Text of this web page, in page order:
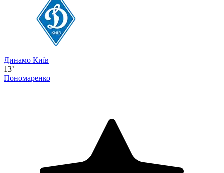
Динамо Київ
13’
Пономаренко